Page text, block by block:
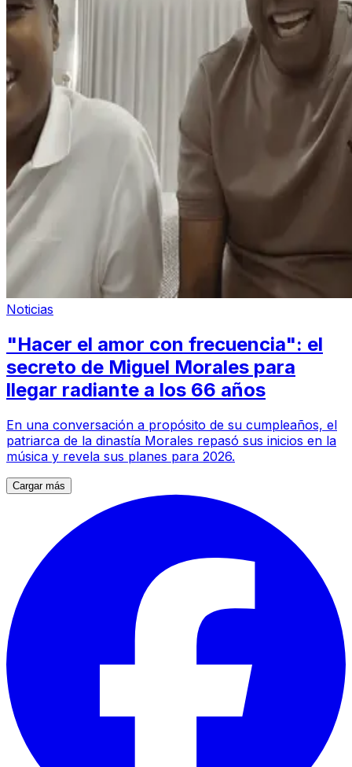
Noticias
"Hacer el amor con frecuencia": el
secreto de Miguel Morales para
llegar radiante a los 66 años
En una conversación a propósito de su cumpleaños, el
patriarca de la dinastía Morales repasó sus inicios en la
música y revela sus planes para 2026.
Cargar más